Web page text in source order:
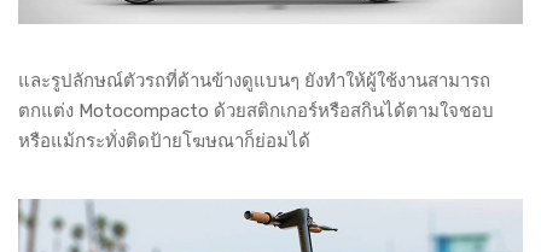
และรูปลักษณ์ตัวรถที่ด้านข้างดูแบนๆ ยังทำให้ผู้ใช้งานสามารถ
ตกแต่ง Motocompacto ด้วยสติกเกอร์หรือสกินได้ตามใจชอบ
หรือแม้กระทั่งติดป้ายโฆษณาก็ย่อมได้